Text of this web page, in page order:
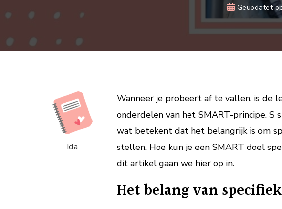
Geüpdatet
Ida
Wanneer je probeert af te vallen, is de
onderdelen van het SMART-principe. S
wat betekent dat het belangrijk is om
stellen. Hoe kun je een SMART doel
dit artikel gaan we hier op in.
Het belang van